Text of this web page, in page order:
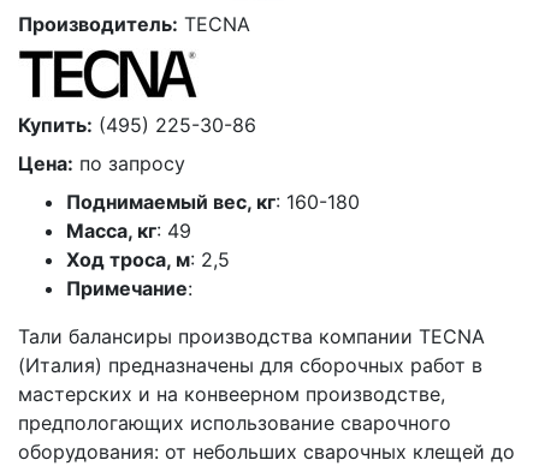
Производитель: TECNA
Купить: (495) 225-30-86
Цена: по запросу
Поднимаемый вес, кг: 160-180
Масса, кг: 49
Ход троса, м: 2,5
Примечание:
Тали балансиры производства компании TECNA
(Италия) предназначены для сборочных работ в
мастерских и на конвеерном производстве,
предпологающих использование сварочного
оборудования: от небольших сварочных клещей до